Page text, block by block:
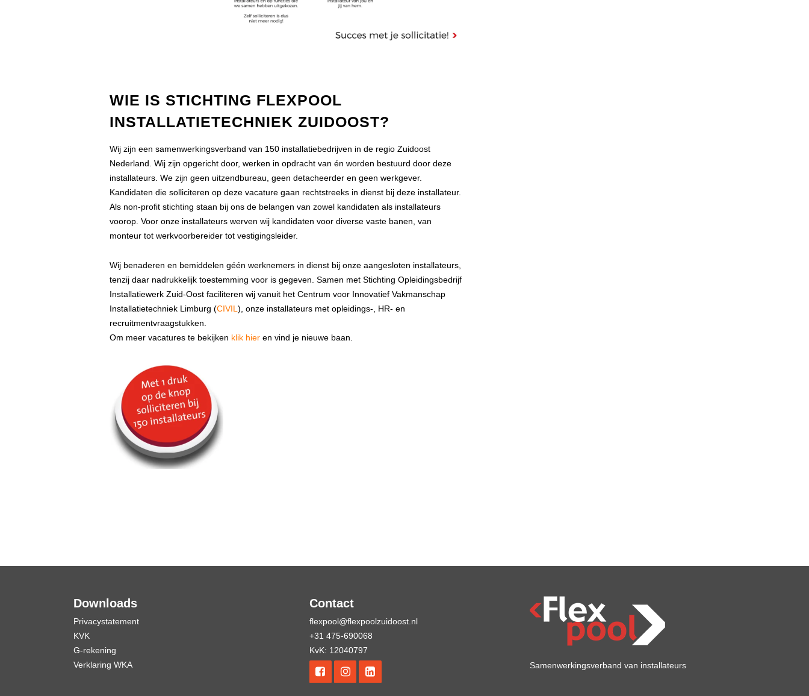
WIE IS STICHTING FLEXPOOL
INSTALLATIETECHNIEK ZUIDOOST?
Wij zijn een samenwerkingsverband van 150 installatiebedrijven in de regio Zuidoost
Nederland. Wij zijn opgericht door, werken in opdracht van én worden bestuurd door deze
installateurs. We zijn geen uitzendbureau, geen detacheerder en geen werkgever.
Kandidaten die solliciteren op deze vacature gaan rechtstreeks in dienst bij deze installateur.
Als non-profit stichting staan bij ons de belangen van zowel kandidaten als installateurs
voorop. Voor onze installateurs werven wij kandidaten voor diverse vaste banen, van
monteur tot werkvoorbereider tot vestigingsleider.
Wij benaderen en bemiddelen géén werknemers in dienst bij onze aangesloten installateurs,
tenzij daar nadrukkelijk toestemming voor is gegeven. Samen met Stichting Opleidingsbedrijf
Installatiewerk Zuid-Oost faciliteren wij vanuit het Centrum voor Innovatief Vakmanschap
Installatietechniek Limburg (CIVIL ), onze installateurs met opleidings-, HR- en
recruitmentvraagstukken.
Om meer vacatures te bekijken klik hier en vind je nieuwe baan.
Downloads
Privacystatement
KVK
G-rekening
Verklaring WKA
Contact
flexpool@flexpoolzuidoost.nl
+31 475-690068
KvK: 12040797
Samenwerkingsverband van installateurs